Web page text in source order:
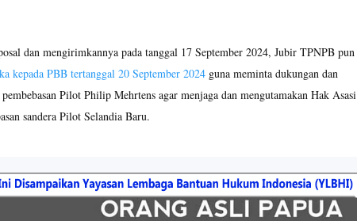
dan mengirimkannya pada tanggal 17 September 2024, Jubir TPNPB pun
kepada PBB tertanggal 20 September 2024 guna meminta dukungan dan
Pilot Philip Mehrtens agar menjaga dan mengutamakan Hak Asasi
sandera Pilot Selandia Baru.